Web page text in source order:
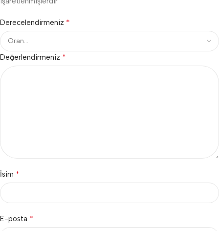
Derecelendirmeniz *
Değerlendirmeniz *
İsim *
E-posta *